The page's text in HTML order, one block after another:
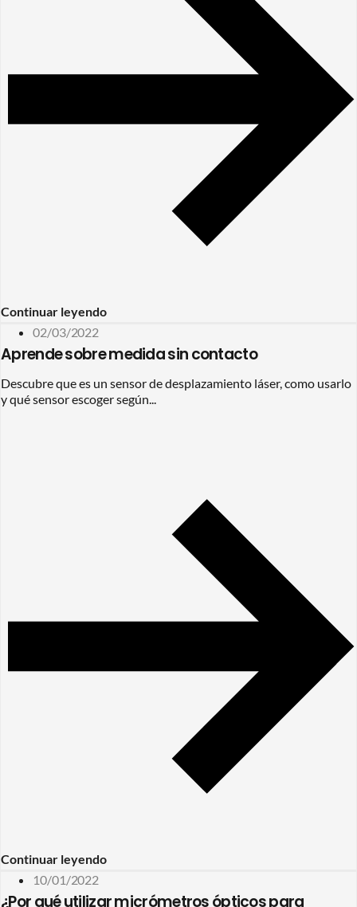
Continuar leyendo
02/03/2022
Aprende sobre medida sin contacto
Descubre que es un sensor de desplazamiento láser, como usarlo
y qué sensor escoger según...
Continuar leyendo
10/01/2022
¿Por qué utilizar micrómetros ópticos para